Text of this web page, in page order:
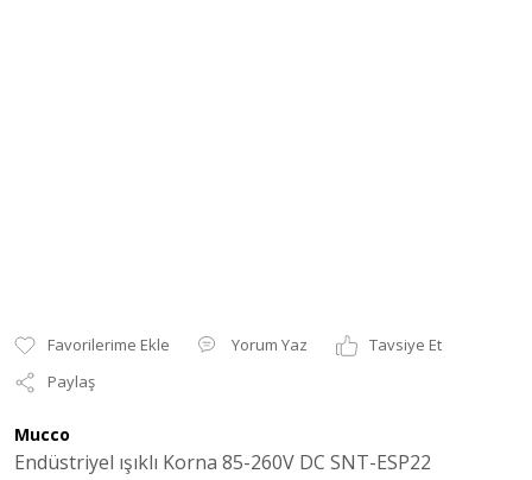
Yorum Yaz
Tavsiye Et
Paylaş
Mucco
Endüstriyel ışıklı Korna 85-260V DC SNT-ESP22